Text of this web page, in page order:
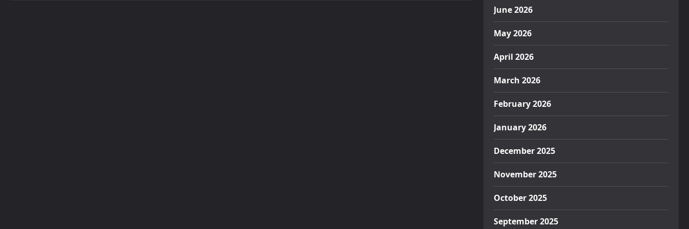
June 2026
May 2026
April 2026
March 2026
February 2026
January 2026
December 2025
November 2025
October 2025
September 2025